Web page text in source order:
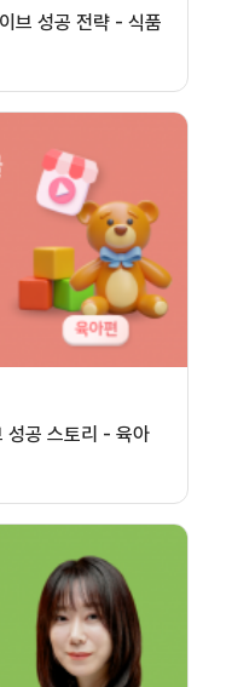
브 성공 전략 - 식품
성공 스토리 - 육아